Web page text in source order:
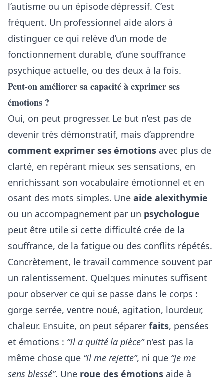
l’autisme ou un épisode dépressif. C’est
fréquent. Un professionnel aide alors à
distinguer ce qui relève d’un mode de
fonctionnement durable, d’une souffrance
psychique actuelle, ou des deux à la fois.
Peut-on améliorer sa capacité à exprimer ses
émotions ?
Oui, on peut progresser. Le but n’est pas de
devenir très démonstratif, mais d’apprendre
comment exprimer ses émotions avec plus de
clarté, en repérant mieux ses sensations, en
enrichissant son vocabulaire émotionnel et en
osant des mots simples. Une aide alexithymie
ou un accompagnement par un psychologue
peut être utile si cette difficulté crée de la
souffrance, de la fatigue ou des conflits répétés.
Concrètement, le travail commence souvent par
un ralentissement. Quelques minutes suffisent
pour observer ce qui se passe dans le corps :
gorge serrée, ventre noué, agitation, lourdeur,
chaleur. Ensuite, on peut séparer faits, pensées
et émotions : “Il a quitté la pièce”n’est pas la
même chose que “il me rejette”, ni que “je me
sens blessé”. Une roue des émotions aide à